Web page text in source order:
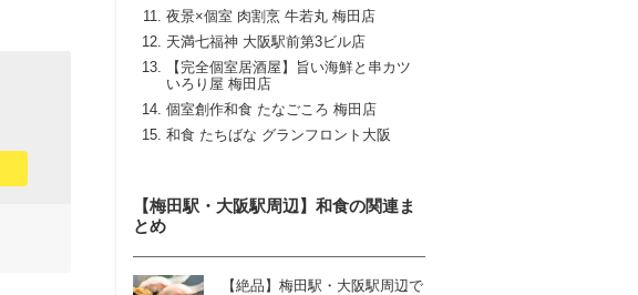
夜景×個室 肉割烹 牛若丸 梅田店
天満七福神 大阪駅前第3ビル店
【完全個室居酒屋】旨い海鮮と串カツ
いろり屋 梅田店
個室創作和食 たなごころ 梅田店
和食 たちばな グランフロント大阪
【梅田駅・大阪駅周辺】和食の関連ま
とめ
【絶品】梅田駅・大阪駅周辺で